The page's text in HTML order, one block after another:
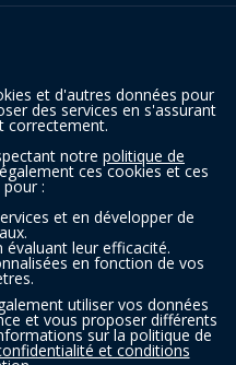
et d'autres données pour
des services en s'assurant
correctement.
notre politique de
ces cookies et ces
:
et en développer de
évaluant leur efficacité.
en fonction de vos
utiliser vos données
et vous proposer différents
sur la politique de
et conditions
‐ Tous droits réservés | JDC